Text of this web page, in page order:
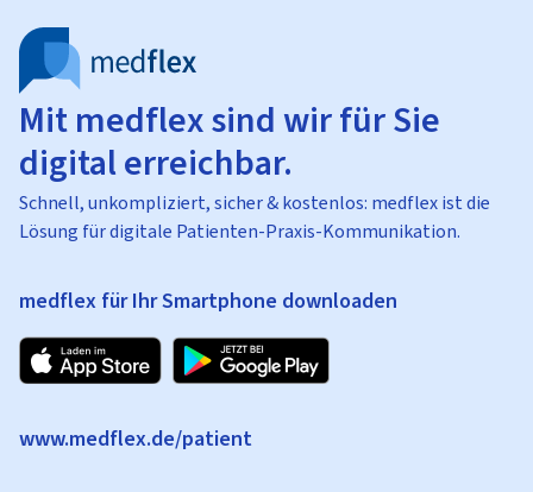
Mit medflex sind wir für Sie
digital erreichbar.
Schnell, unkompliziert, sicher & kostenlos: medflex ist die
Lösung für digitale Patienten-Praxis-Kommunikation.
medflex für Ihr Smartphone downloaden
www.medflex.de/patient